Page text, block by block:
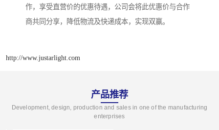
作，享受直营价的优惠待遇，公司会将此优惠价与合作
商共同分享，降低物流及快递成本，实现双赢。
http://www.justarlight.com
产品推荐
Development, design, production and sales in one of the manufacturing
enterprises